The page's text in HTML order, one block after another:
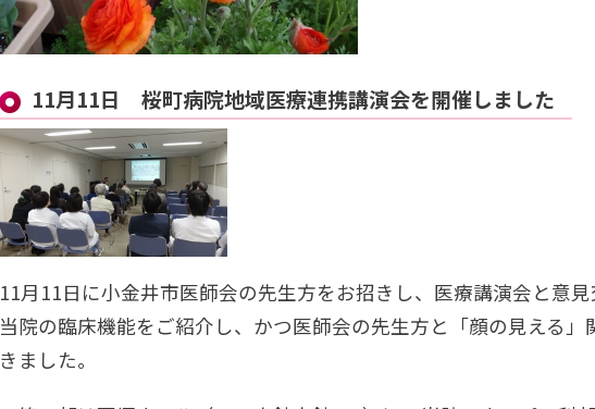
11月11日 桜町病院地域医療連携講演会を開催しました
11月11日に小金井市医師会の先生方をお招きし、医療講演会と意見
当院の臨床機能をご紹介し、かつ医師会の先生方と「顔の見える
きました。